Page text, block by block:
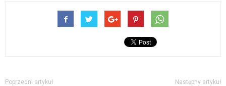
Poprzedni artykuł Następny artykuł